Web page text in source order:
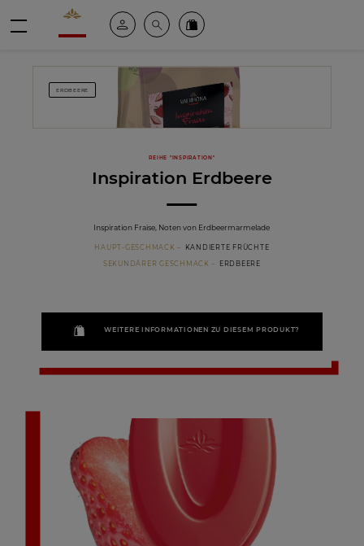
Valrhona - Imaginons le meilleur du chocolat
Mein kontoSuche Valrhona Collection
ERDBEERE
REIHE "INSPIRATION"
Inspiration Erdbeere
Inspiration Fraise, Noten von Erdbeermarmelade
HAUPT-GESCHMACK KANDIERTE FRÜCHTE
SEKUNDÄRER GESCHMACK ERDBEERE
WEITERE INFORMATIONEN ZU DIESEM PRODUKT?